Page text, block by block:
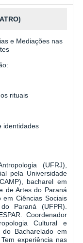
e Mediações nas
rituais
identidades
(UFRJ),
pela Universidade
bacharel em
de Artes do Paraná
em Ciências Sociais
Paraná (UFPR).
Coordenador
Cultural e
Bacharelado em
experiência nas